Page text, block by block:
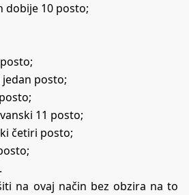
dobije 10 posto;
posto;
11 posto;
četiri posto;
na ovaj način bez obzira na to